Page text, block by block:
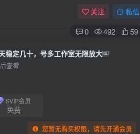
关注 私信
0 492 59
稳定几十，号多工作室无限放大￼
查看
SVIP会员
免费
您暂无购买权限，请先开通会员